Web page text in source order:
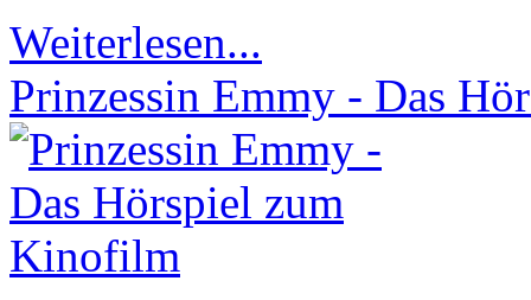
Weiterlesen...
Prinzessin Emmy - Das